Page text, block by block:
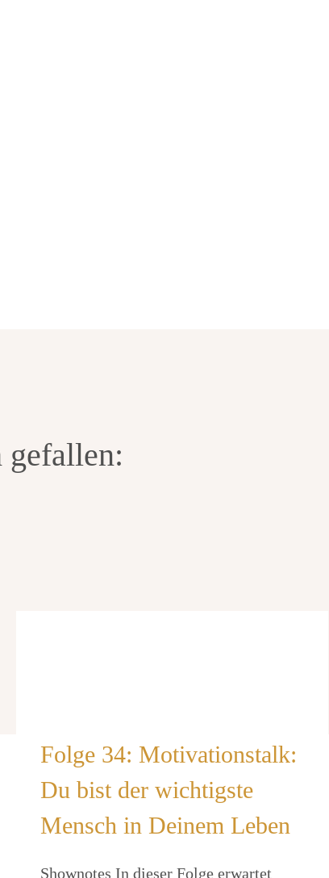
gefallen:
Folge 34: Motivationstalk:
Du bist der wichtigste
Mensch in Deinem Leben
Shownotes In dieser Folge erwartet